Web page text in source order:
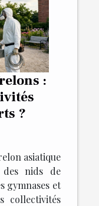
:
?
asiatique
nids de
gymnases et
collectivités